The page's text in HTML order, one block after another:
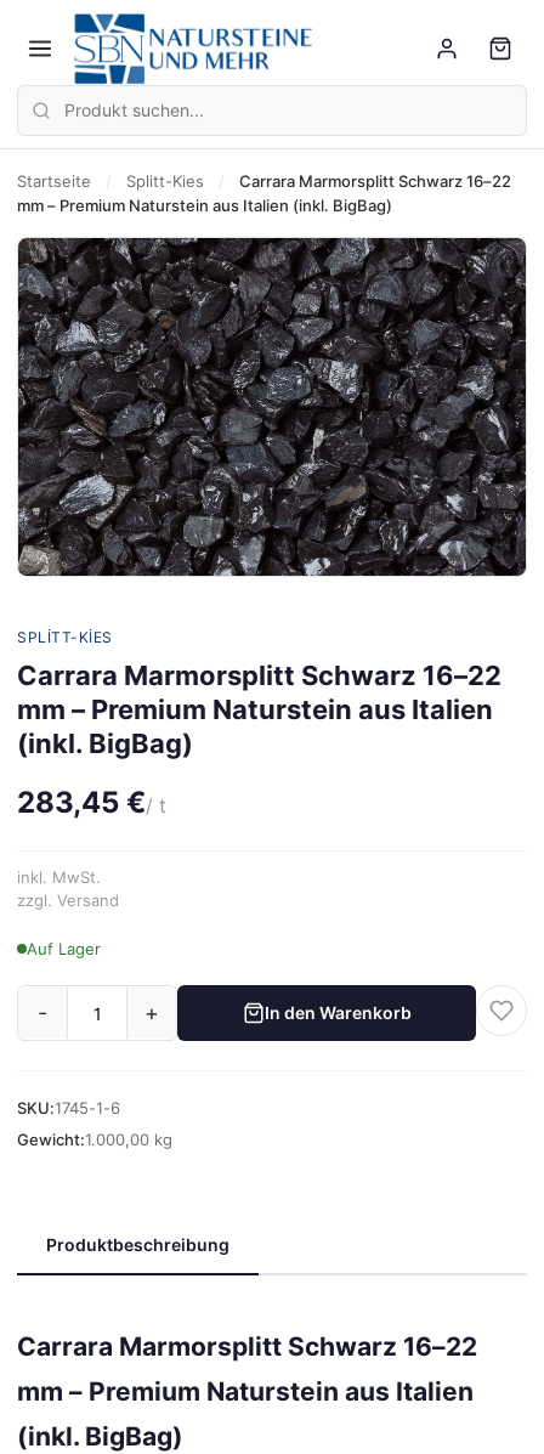
Startseite / Splitt-Kies /
Carrara Marmorsplitt Schwarz 16–22
mm – Premium Naturstein aus Italien (inkl. BigBag)
SPLITT-KIES
Carrara Marmorsplitt Schwarz 16–22
mm – Premium Naturstein aus Italien
(inkl. BigBag)
283,45 €/ t
inkl. MwSt.
zzgl. Versand
Auf Lager
- + In den Warenkorb
SKU:1745-1-6
Gewicht:1.000,00 kg
Produktbeschreibung
Carrara Marmorsplitt Schwarz 16–22
mm – Premium Naturstein aus Italien
(inkl. BigBag)